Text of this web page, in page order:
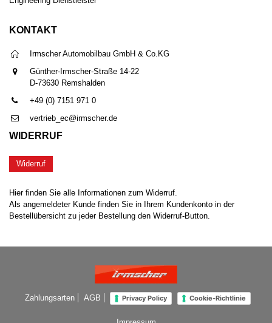
KONTAKT
Irmscher Automobilbau GmbH & Co.KG
Günther-Irmscher-Straße 14-22
D-73630 Remshalden
+49 (0) 7151 971 0
vertrieb_ec@irmscher.de
WIDERRUF
Widerruf
Hier finden Sie alle Informationen zum Widerruf.
Als angemeldeter Kunde finden Sie in Ihrem Kundenkonto in der
Bestellübersicht zu jeder Bestellung den Widerruf-Button.
Zahlungsarten AGB Privacy Policy Cookie-Richtlinie